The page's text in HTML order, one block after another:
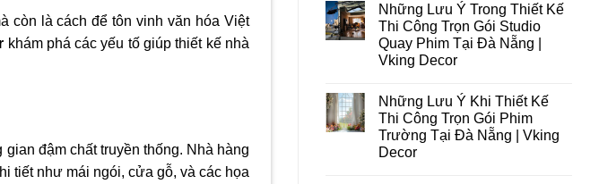
còn là cách để tôn vinh văn hóa Việt
khám phá các yếu tố giúp thiết kế nhà
đậm chất truyền thống. Nhà hàng
tiết như mái ngói, cửa gỗ, và các họa
bình
luận
ở
Những
Xu
Hướng
Thi
Công
Studio
Chụp
Ảnh
Tại
Những Lưu Ý Trong Thiết Kế
Thi Công Trọn Gói Studio
Quay Phim Tại Đà Nẵng |
Vking Decor
bình
luận
ở
Những
Lưu
Ý
Những Lưu Ý Khi Thiết Kế
Thi Công Trọn Gói Phim
Trường Tại Đà Nẵng | Vking
Decor